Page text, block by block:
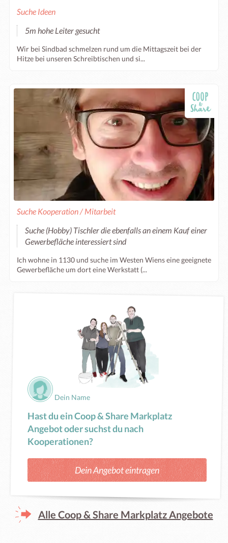
Suche Ideen
5m hohe Leiter gesucht
Wir bei Sindbad schmelzen rund um die Mittagszeit bei der
Hitze bei unseren Schreibtischen und si...
Suche Kooperation / Mitarbeit
Suche (Hobby) Tischler die ebenfalls an einem Kauf einer
Gewerbefläche interessiert sind
Ich wohne in 1130 und suche im Westen Wiens eine geeignete
Gewerbefläche um dort eine Werkstatt (...
Dein Name
Hast du ein Coop & Share Markplatz
Angebot oder suchst du nach
Kooperationen?
Dein Angebot eintragen
Alle Coop & Share Markplatz Angebote